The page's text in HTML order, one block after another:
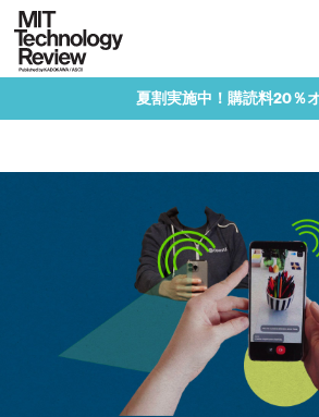
夏割実施中！購読料20％オ